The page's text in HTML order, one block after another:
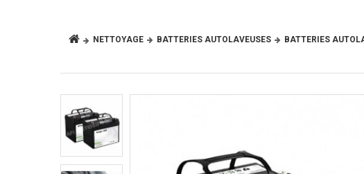
NETTOYAGE BATTERIES AUTOLAVEUSES BATTERIES